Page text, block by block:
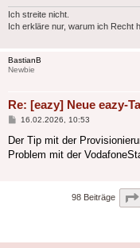
Ich streite nicht.
Ich erkläre nur, warum ich Recht
BastianB
Newbie
Re: [eazy] Neue eazy-
Beitrag
16.02.2026, 10:53
Der Tip mit der
Problem mit der
98 Beiträge